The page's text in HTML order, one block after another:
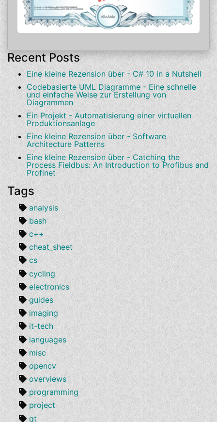
Recent Posts
Eine kleine Rezension über - C# 10 in a Nutshell
Codebasierte UML Diagramme - Eine schnelle
und einfache Weise zur Erstellung von
Diagrammen
Ein Projekt - Automatisierung einer virtuellen
Produktionsanlage
Eine kleine Rezension über - Software
Architecture Patterns
Eine kleine Rezension über - Catching the
Process Fieldbus: An Introduction to Profibus and
Profinet
Tags
analysis
bash
c++
cheat_sheet
cs
cycling
electronics
guides
imaging
it-tech
languages
misc
opencv
overviews
programming
project
qt